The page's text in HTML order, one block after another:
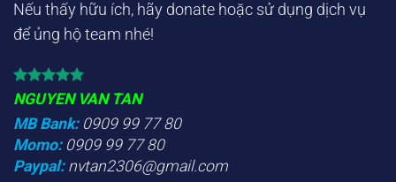
Nếu thấy hữu ích, hãy donate hoặc sử dụng dịch vụ
để ủng hộ team nhé!
NGUYEN VAN TAN
MB Bank:0909 99 77 80
Momo:0909 99 77 80
Paypal:nvtan2306@gmail.com